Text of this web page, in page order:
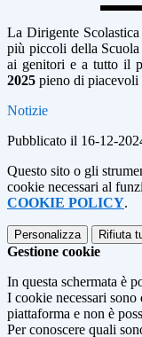
La Dirigente
più piccoli della
ai genitori e a tutto il
2025 pieno di
Notizie
Pubblicato il 16-12-
Questo sito o gli
cookie necessari al
COOKIE POLICY.
Personalizza Rifiuta
Gestione cookie
In questa schermata è
I cookie necessari
piattaforma e non è
Per conoscere quali